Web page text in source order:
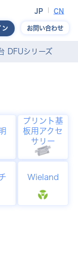
ン
JP CN
お問い合わせ
DFUシリーズ
プリント基
板用アクセ
サリー
Wieland